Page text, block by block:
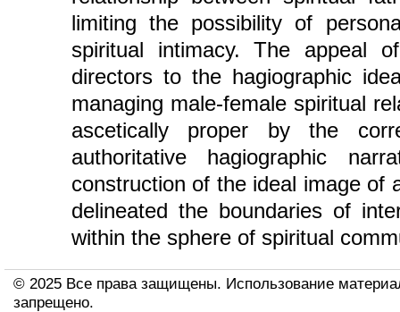
limiting the possibility of
spiritual intimacy. The appeal
directors to the hagiographic
managing male-female spiritual
ascetically proper by the
authoritative hagiographic
construction of the ideal image of
delineated the boundaries of
within the sphere of spiritual
© 2025 Все права защищены. Использование
запрещено.